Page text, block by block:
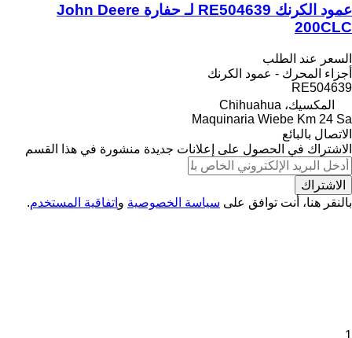
عمود الكرنك RE504639 لـ حفارة John Deere
200CLC
السعر عند الطلب
أجزاء المحرك - عمود الكرنك
RE504639
المكسيك، Chihuahua
Maquinaria Wiebe Km 24 Sa
الاتصال بالبائع
الاشتراك في الحصول على إعلانات جديدة منشورة في هذا القسم
الاشتراك
بالنقر هنا، أنت توافق على سياسة الخصوصية و اتفاقية المستخدم.
1